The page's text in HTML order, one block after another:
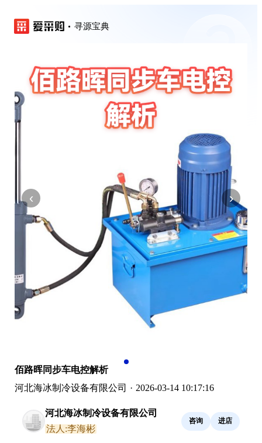
寻源宝典
‹ ›
佰路晖同步车电控解析
河北海冰制冷设备有限公司 · 2026-03-14 10:17:16
河北海冰制冷设备有限公司
法人:李海彬
咨询 进店